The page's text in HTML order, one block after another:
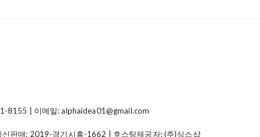
8155 | 이메일: alphaidea01@gmail.com
신판매: 2019-경기시흥-1662 | 호스팅제공자: (주)식스샵